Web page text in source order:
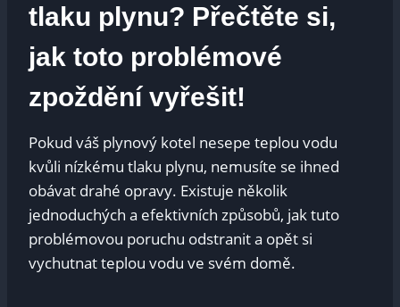
tlaku plynu? Přečtěte si,
jak toto problémové
zpoždění vyřešit!
Pokud váš plynový kotel nesepe teplou vodu
kvůli nízkému tlaku plynu, nemusíte se ihned
obávat drahé opravy. Existuje několik
jednoduchých a efektivních způsobů, jak tuto
problémovou poruchu odstranit a opět si
vychutnat teplou vodu ve svém domě.